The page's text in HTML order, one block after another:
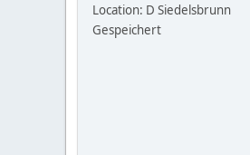
Location: D Siedelsbrunn
Gespeichert